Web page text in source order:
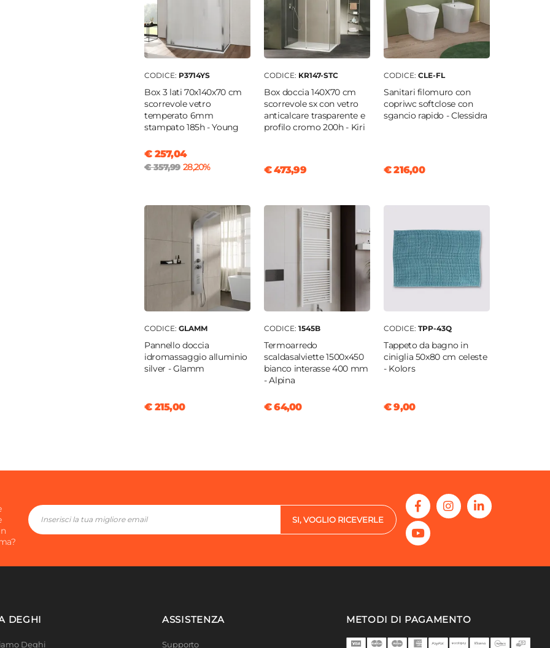
CODICE: P3714YS
Box 3 lati 70x140x70 cm
scorrevole vetro
temperato 6mm
stampato 185h - Young
€ 257,04
€ 357,99 28,20%
CODICE: KR147-STC
Box doccia 140X70 cm
scorrevole sx con vetro
anticalcare trasparente e
profilo cromo 200h - Kiri
€ 473,99
CODICE: CLE-FL
Sanitari filomuro con
copriwc softclose con
sgancio rapido - Clessidra
€ 216,00
CODICE: GLAMM
Pannello doccia
idromassaggio alluminio
silver - Glamm
€ 215,00
CODICE: 1545B
Termoarredo
scaldasalviette 1500x450
bianco interasse 400 mm
- Alpina
€ 64,00
CODICE: TPP-43Q
Tappeto da bagno in
ciniglia 50x80 cm celeste
- Kolors
€ 9,00
SI, VOGLIO RICEVERLE
DEGHI
Deghi
ASSISTENZA
Supporto
METODI DI PAGAMENTO